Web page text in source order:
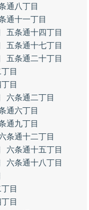
通八丁目
通十一丁目
五条通十四丁目
五条通十七丁目
五条通二十丁目
目
目
六条通二丁目
通六丁目
通九丁目
条通十二丁目
六条通十五丁目
六条通十八丁目
目
目